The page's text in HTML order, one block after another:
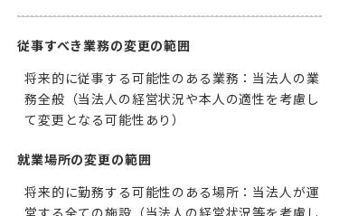
従事すべき業務の変更の範囲
将来的に従事する可能性のある業務：当法人の業
務全般（当法人の経営状況や本人の適性を考慮し
て変更となる可能性あり）
就業場所の変更の範囲
将来的に勤務する可能性のある場所：当法人が運